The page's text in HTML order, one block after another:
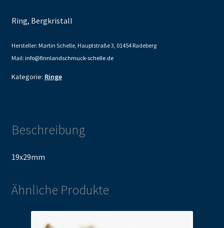
Ring, Bergkristall
Hersteller: Martin Schelle, Hauptstraße 3, 01454 Radeberg
Mail: info@finnlandschmuck-schelle.de
Kategorie: Ringe
Beschreibung
19x29mm
Ähnliche Produkte